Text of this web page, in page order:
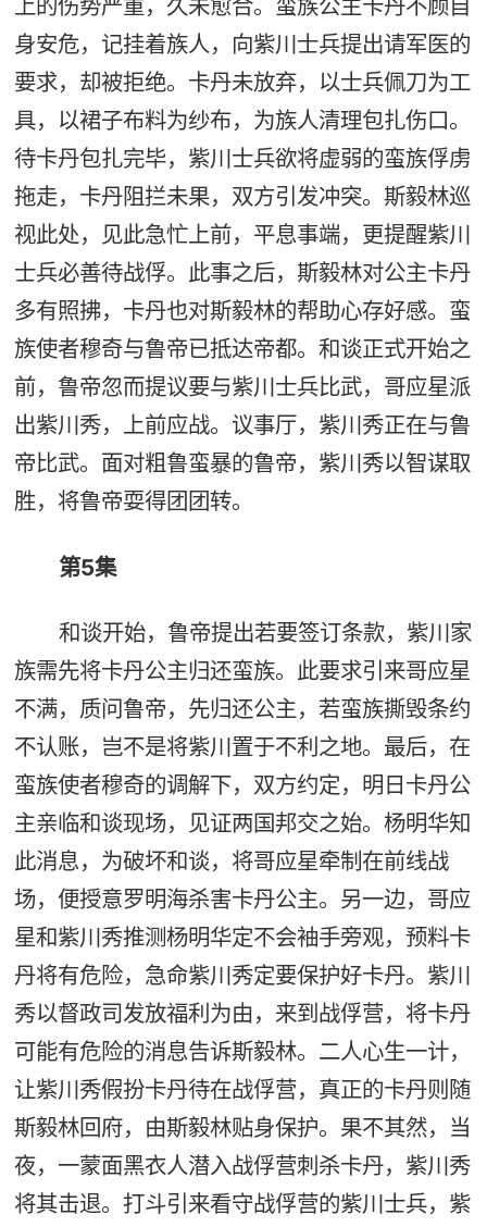
上的伤势严重，久未愈合。蛮族公主卡丹不顾自
身安危，记挂着族人，向紫川士兵提出请军医的
要求，却被拒绝。卡丹未放弃，以士兵佩刀为工
具，以裙子布料为纱布，为族人清理包扎伤口。
待卡丹包扎完毕，紫川士兵欲将虚弱的蛮族俘虏
拖走，卡丹阻拦未果，双方引发冲突。斯毅林巡
视此处，见此急忙上前，平息事端，更提醒紫川
士兵必善待战俘。此事之后，斯毅林对公主卡丹
多有照拂，卡丹也对斯毅林的帮助心存好感。蛮
族使者穆奇与鲁帝已抵达帝都。和谈正式开始之
前，鲁帝忽而提议要与紫川士兵比武，哥应星派
出紫川秀，上前应战。议事厅，紫川秀正在与鲁
帝比武。面对粗鲁蛮暴的鲁帝，紫川秀以智谋取
胜，将鲁帝耍得团团转。
第5集
和谈开始，鲁帝提出若要签订条款，紫川家
族需先将卡丹公主归还蛮族。此要求引来哥应星
不满，质问鲁帝，先归还公主，若蛮族撕毁条约
不认账，岂不是将紫川置于不利之地。最后，在
蛮族使者穆奇的调解下，双方约定，明日卡丹公
主亲临和谈现场，见证两国邦交之始。杨明华知
此消息，为破坏和谈，将哥应星牵制在前线战
场，便授意罗明海杀害卡丹公主。另一边，哥应
星和紫川秀推测杨明华定不会袖手旁观，预料卡
丹将有危险，急命紫川秀定要保护好卡丹。紫川
秀以督政司发放福利为由，来到战俘营，将卡丹
可能有危险的消息告诉斯毅林。二人心生一计，
让紫川秀假扮卡丹待在战俘营，真正的卡丹则随
斯毅林回府，由斯毅林贴身保护。果不其然，当
夜，一蒙面黑衣人潜入战俘营刺杀卡丹，紫川秀
将其击退。打斗引来看守战俘营的紫川士兵，紫